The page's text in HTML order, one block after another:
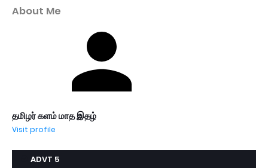
About Me
தமிழர் களம் மாத இதழ்
Visit profile
ADVT 5